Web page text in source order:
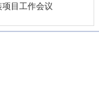
目工作会议